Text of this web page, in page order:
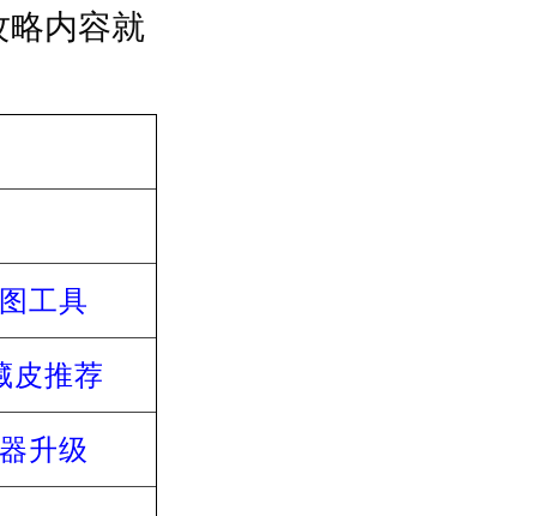
略内容就
工具
皮推荐
升级